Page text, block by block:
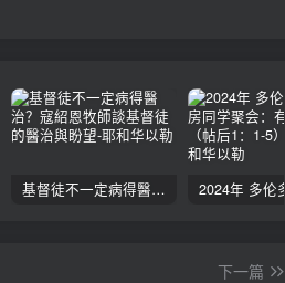
基督徒不一定病得醫治？寇紹恩牧師談基督徒的醫治與盼望
下一篇